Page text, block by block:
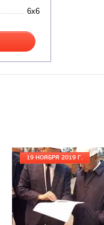
6x6
19 НОЯБРЯ 2019 Г.